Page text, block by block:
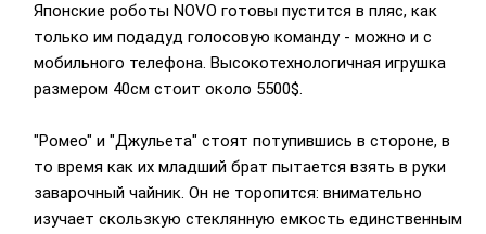
Японские роботы NOVO готовы пустится в пляс, как
только им подадуд голосовую команду - можно и с
мобильного телефона. Высокотехнологичная игрушка
размером 40см стоит около 5500$.
"Ромео" и "Джульета" стоят потупившись в стороне, в
то время как их младший брат пытается взять в руки
заварочный чайник. Он не торопится: внимательно
изучает скользкую стеклянную емкость единственным